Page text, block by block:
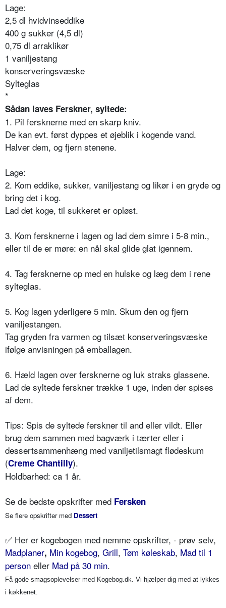
Lage:
2,5 dl hvidvinseddike
400 g sukker (4,5 dl)
0,75 dl arraklikør
1 vaniljestang
konserveringsvæske
Sylteglas
*
Sådan laves Ferskner, syltede:
1. Pil fersknerne med en skarp kniv.
De kan evt. først dyppes et øjeblik i kogende vand.
Halver dem, og fjern stenene.
Lage:
2. Kom eddike, sukker, vaniljestang og likør i en gryde og
bring det i kog.
Lad det koge, til sukkeret er opløst.
3. Kom fersknerne i lagen og lad dem simre i 5-8 min.,
eller til de er møre: en nål skal glide glat igennem.
4. Tag fersknerne op med en hulske og læg dem i rene
sylteglas.
5. Kog lagen yderligere 5 min. Skum den og fjern
vaniljestangen.
Tag gryden fra varmen og tilsæt konserveringsvæske
ifølge anvisningen på emballagen.
6. Hæld lagen over fersknerne og luk straks glassene.
Lad de syltede ferskner trække 1 uge, inden der spises
af dem.
Tips: Spis de syltede ferskner til and eller vildt. Eller
brug dem sammen med bagværk i tærter eller i
dessertsammenhæng med vaniljetilsmagt flødeskum
(Creme Chantilly).
Holdbarhed: ca 1 år.
Se de bedste opskrifter med Fersken
Se flere opskrifter med Dessert
✅ Her er kogebogen med nemme opskrifter, - prøv selv,
Madplaner, Min kogebog, Grill, Tøm køleskab, Mad til 1
person eller Mad på 30 min.
Få gode smagsoplevelser med Kogebog.dk. Vi hjælper dig med at lykkes
i køkkenet.